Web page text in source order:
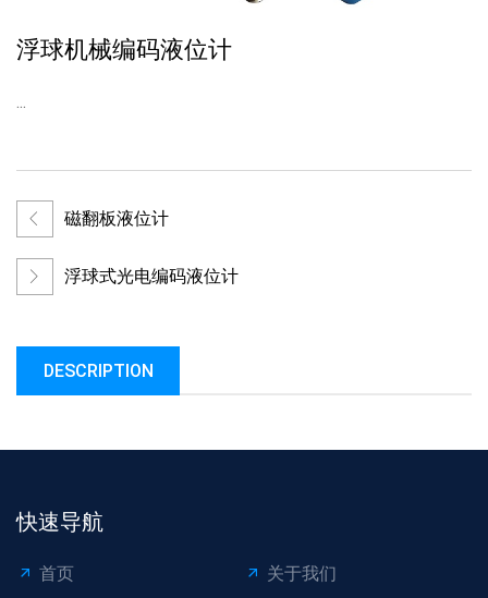
浮球机械编码液位计
...
磁翻板液位计
浮球式光电编码液位计
DESCRIPTION
快速导航
首页
关于我们